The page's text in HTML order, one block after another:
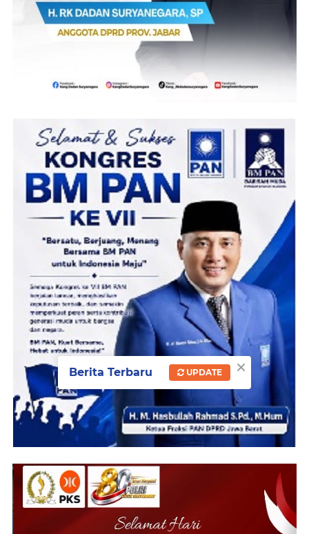
×
Berita Terbaru UPDATE